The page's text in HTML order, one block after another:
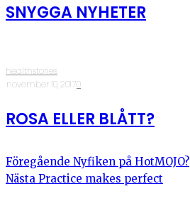
SNYGGA NYHETER
healthstories
·november 10, 2017·0
ROSA ELLER BLÅTT?
Föregående Nyfiken på HotMOJO?
Nästa Practice makes perfect